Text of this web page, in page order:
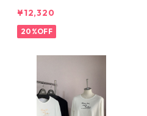
号 38サイズ Mサイズ レデ
ィース シアン
¥12,320
20%OFF